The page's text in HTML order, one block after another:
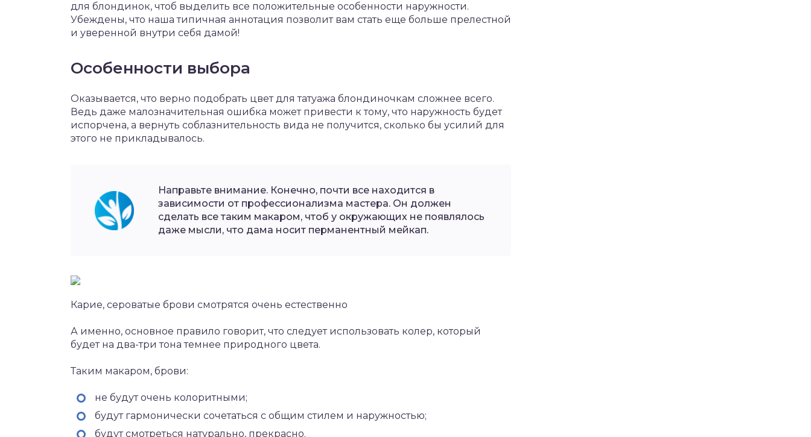
для блондинок, чтоб выделить все положительные особенности наружности.
Убеждены, что наша типичная аннотация позволит вам стать еще больше прелестной
и уверенной внутри себя дамой!
Особенности выбора
Оказывается, что верно подобрать цвет для татуажа блондиночкам сложнее всего.
Ведь даже малозначительная ошибка может привести к тому, что наружность будет
испорчена, а вернуть соблазнительность вида не получится, сколько бы усилий для
этого не прикладывалось.
Направьте внимание. Конечно, почти все находится в
зависимости от профессионализма мастера. Он должен
сделать все таким макаром, чтоб у окружающих не появлялось
даже мысли, что дама носит перманентный мейкап.
Карие, сероватые брови смотрятся очень естественно
А именно, основное правило говорит, что следует использовать колер, который
будет на два-три тона темнее природного цвета.
Таким макаром, брови:
не будут очень колоритными;
будут гармонически сочетаться с общим стилем и наружностью;
будут смотреться натурально, прекрасно.